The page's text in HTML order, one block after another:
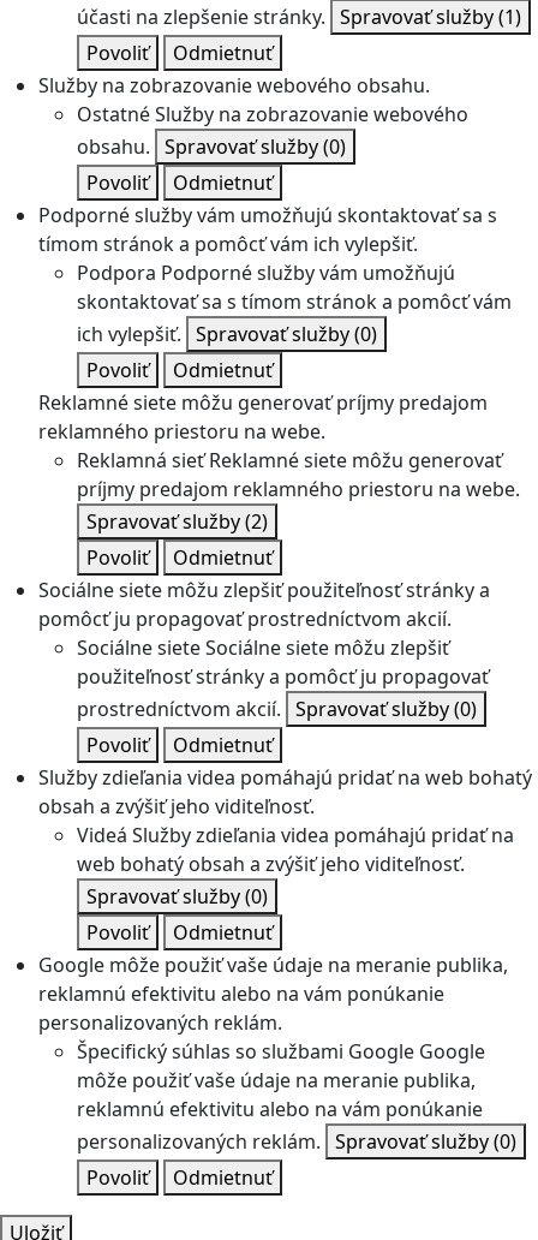
účasti na zlepšenie stránky. Spravovať služby(1)
Povoliť
Odmietnuť
Služby na zobrazovanie webového obsahu.
OstatnéSlužby na zobrazovanie webového
obsahu. Spravovať služby(0)
Povoliť
Odmietnuť
Podporné služby vám umožňujú skontaktovať sa s
tímom stránok a pomôcť vám ich vylepšiť.
Podpora Podporné služby vám umožňujú
skontaktovať sa s tímom stránok a pomôcť vám
ich vylepšiť. Spravovať služby(0)
Povoliť
Odmietnuť
Reklamné siete môžu generovať príjmy predajom
reklamného priestoru na webe.
Reklamná sieť Reklamné siete môžu generovať
príjmy predajom reklamného priestoru na webe.
Spravovať služby(2)
Povoliť
Odmietnuť
Sociálne siete môžu zlepšiť použiteľnosť stránky a
pomôcť ju propagovať prostredníctvom akcií.
Sociálne sieteSociálne siete môžu zlepšiť
použiteľnosť stránky a pomôcť ju propagovať
prostredníctvom akcií. Spravovať služby(0)
Povoliť
Odmietnuť
Služby zdieľania videa pomáhajú pridať na web bohatý
obsah a zvýšiť jeho viditeľnosť.
Videá Služby zdieľania videa pomáhajú pridať na
web bohatý obsah a zvýšiť jeho viditeľnosť.
Spravovať služby(0)
Povoliť
Odmietnuť
Google môže použiť vaše údaje na meranie publika,
reklamnú efektivitu alebo na vám ponúkanie
personalizovaných reklám.
Špecifický súhlas so službami Google Google
môže použiť vaše údaje na meranie publika,
reklamnú efektivitu alebo na vám ponúkanie
personalizovaných reklám. Spravovať služby(0)
Povoliť
Odmietnuť
Uložiť